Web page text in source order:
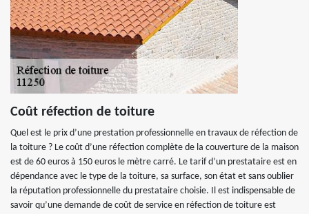
Coût réfection de toiture
Quel est le prix d’une prestation professionnelle en travaux de réfection de
la toiture ? Le coût d’une réfection complète de la couverture de la maison
est de 60 euros à 150 euros le mètre carré. Le tarif d’un prestataire est en
dépendance avec le type de la toiture, sa surface, son état et sans oublier
la réputation professionnelle du prestataire choisie. Il est indispensable de
savoir qu’une demande de coût de service en réfection de toiture est